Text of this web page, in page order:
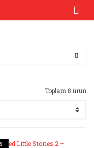
Toplam 8 ürün